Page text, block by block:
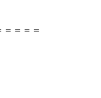
＝＝＝